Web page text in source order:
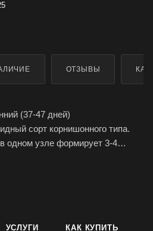
ОТЗЫВЫ
(37-47 дней)
сорт корнишонного типа.
одном узле формирует 3-4
100-120 г, темно-зеленого
пятнистости, вирусу огуречной
УСЛУГИ КАК КУПИТЬ